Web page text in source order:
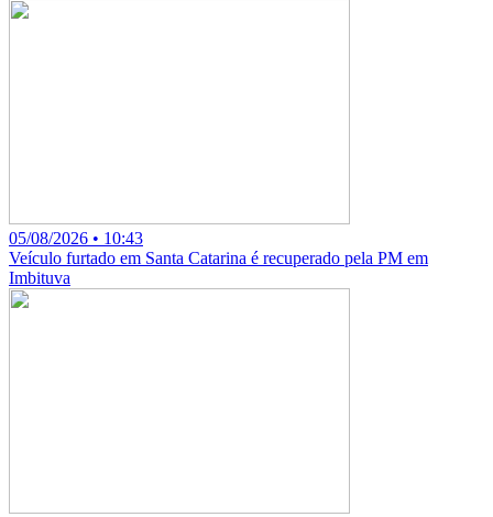
05/08/2026 • 10:43
Veículo furtado em Santa Catarina é recuperado pela PM em
Imbituva